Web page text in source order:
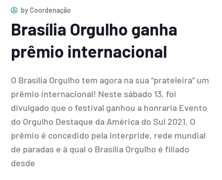
byCoordenação
Brasília Orgulho ganha
prêmio internacional
O Brasília Orgulho tem agora na sua “prateleira” um
prêmio internacional! Neste sábado 13, foi
divulgado que o festival ganhou a honraria Evento
do Orgulho Destaque da América do Sul 2021. O
prêmio é concedido pela Interpride, rede mundial
de paradas e à qual o Brasília Orgulho é filiado
desde